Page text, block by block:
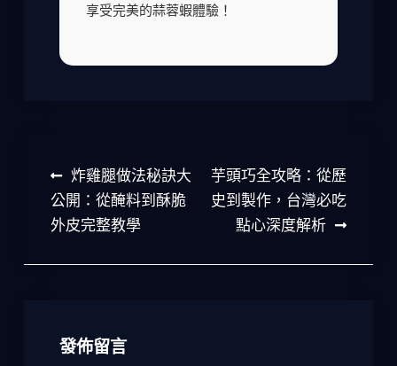
享受完美的蒜蓉蝦體驗！
文
章
導
覽
炸雞腿做法秘訣大
公開：從醃料到酥脆
外皮完整教學
芋頭巧全攻略：從歷
史到製作，台灣必吃
點心深度解析
發佈留言